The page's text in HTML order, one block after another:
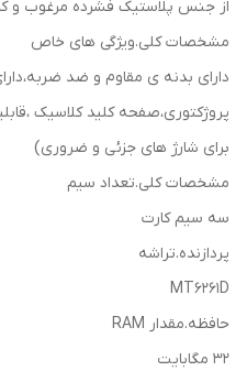
از جنس پلاستیک فشرده مرغوب و
مشخصات کلی.ویژگی های خاص
دارای بدنه ی مقاوم و ضد
پروژکتوری،صفحه کلید کلاسیک
برای شارژ های جزئی و ضروری)
مشخصات کلی.تعداد سیم
سه سیم کارت
پردازنده.تراشه
MT6261D
حافظه.مقدار RAM
32 مگابایت